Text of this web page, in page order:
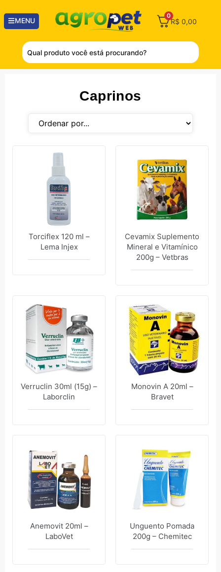
MENU
0
R$ 0,00
Caprinos
Torciflex 120 ml –
Lema Injex
Cevamix Suplemento
Mineral e Vitamínico
200g – Vetbras
Verruclin 30ml (15g) –
Laborclin
Monovin A 20ml –
Bravet
Anemovit 20ml –
LaboVet
Unguento Pomada
200g – Chemitec